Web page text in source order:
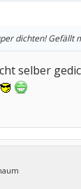
dichten! Gefällt
selber